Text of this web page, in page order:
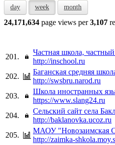
day week month
24,171,634 page views per3,107
201.
Частная школа,
http://inschool.ru
202.
Баганская средняя
http://swsbru.narod.ru
203.
Школа иностранных
https://www.slang24.ru
204.
Сельский сайт села
http://baklanovka.ucoz.ru
205.
МАОУ
http://zaimka-